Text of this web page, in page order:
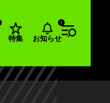
特集 お知らせ